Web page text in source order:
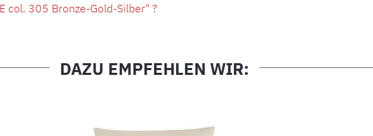
col. 305 Bronze-Gold-Silber" ?
DAZU EMPFEHLEN WIR: